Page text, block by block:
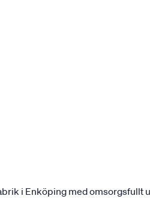
i Enköping med omsorgsfullt